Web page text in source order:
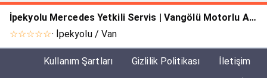
İpekyolu Mercedes Yetkili Servis | Vangölü Motorlu Araçlar
☆☆☆☆☆· İpekyolu / Van
Kullanım Şartları Gizlilik Politikası
İletişim